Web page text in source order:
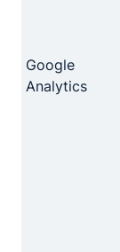
Google
Analytics